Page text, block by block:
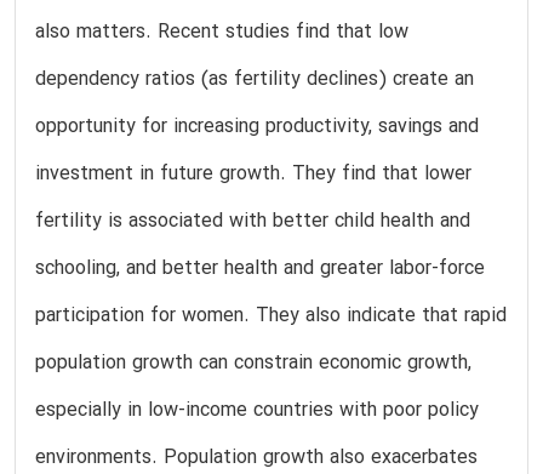
also matters. Recent studies find that low
dependency ratios (as fertility declines) create an
opportunity for increasing productivity, savings and
investment in future growth. They find that lower
fertility is associated with better child health and
schooling, and better health and greater labor-force
participation for women. They also indicate that rapid
population growth can constrain economic growth,
especially in low-income countries with poor policy
environments. Population growth also exacerbates